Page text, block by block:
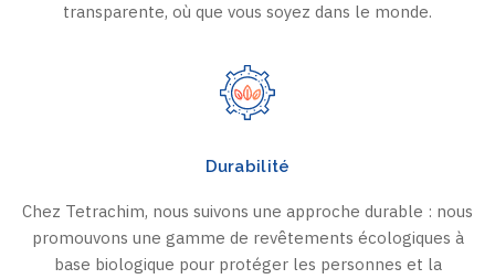
transparente, où que vous soyez dans le monde.
Durabilité
Chez Tetrachim, nous suivons une approche durable : nous
promouvons une gamme de revêtements écologiques à
base biologique pour protéger les personnes et la